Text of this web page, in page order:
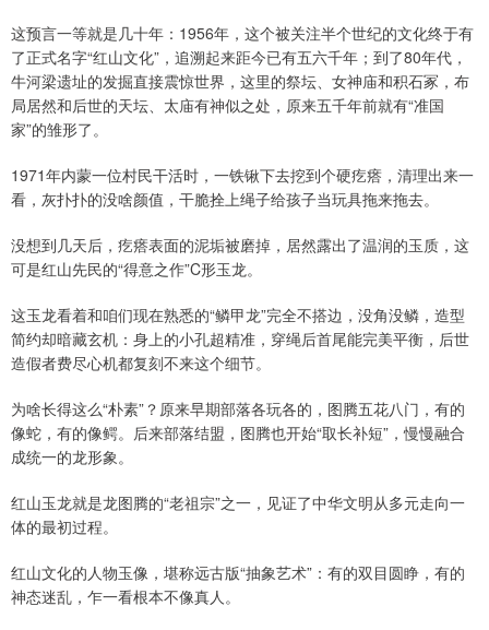
这预言一等就是几十年：1956年，这个被关注半个世纪的文化终于有
了正式名字“红山文化”，追溯起来距今已有五六千年；到了80年代，
牛河梁遗址的发掘直接震惊世界，这里的祭坛、女神庙和积石冢，布
局居然和后世的天坛、太庙有神似之处，原来五千年前就有“准国
家”的雏形了。
1971年内蒙一位村民干活时，一铁锹下去挖到个硬疙瘩，清理出来一
看，灰扑扑的没啥颜值，干脆拴上绳子给孩子当玩具拖来拖去。
没想到几天后，疙瘩表面的泥垢被磨掉，居然露出了温润的玉质，这
可是红山先民的“得意之作”C形玉龙。
这玉龙看着和咱们现在熟悉的“鳞甲龙”完全不搭边，没角没鳞，造型
简约却暗藏玄机：身上的小孔超精准，穿绳后首尾能完美平衡，后世
造假者费尽心机都复刻不来这个细节。
为啥长得这么“朴素”？原来早期部落各玩各的，图腾五花八门，有的
像蛇，有的像鳄。后来部落结盟，图腾也开始“取长补短”，慢慢融合
成统一的龙形象。
红山玉龙就是龙图腾的“老祖宗”之一，见证了中华文明从多元走向一
体的最初过程。
红山文化的人物玉像，堪称远古版“抽象艺术”：有的双目圆睁，有的
神态迷乱，乍一看根本不像真人。